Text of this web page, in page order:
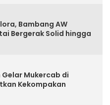
Bambang AW
Bergerak Solid hingga
Mukercab di
Kekompakan